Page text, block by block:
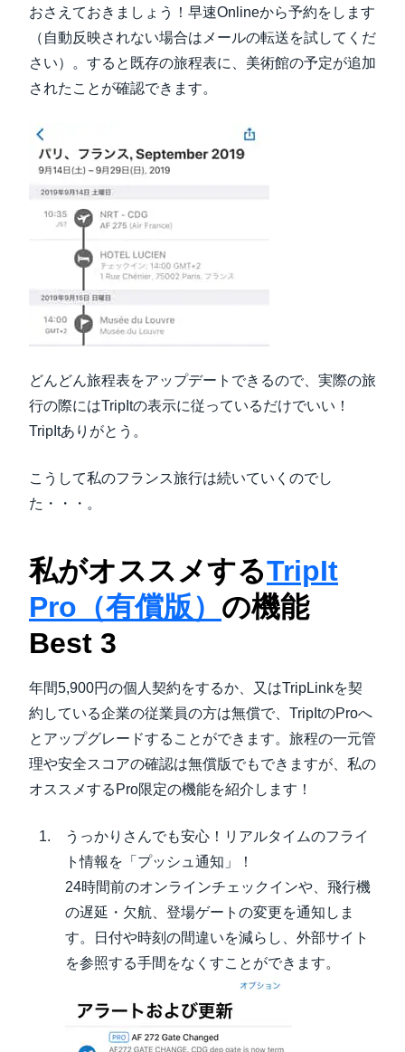
おさえておきましょう！早速Onlineから予約をします
（自動反映されない場合はメールの転送を試してくだ
さい）。すると既存の旅程表に、美術館の予定が追加
されたことが確認できます。
どんどん旅程表をアップデートできるので、実際の旅
行の際にはTripItの表示に従っているだけでいい！
TripItありがとう。
こうして私のフランス旅行は続いていくのでし
た・・・。
私がオススメするTripIt
Pro（有償版） の機能
Best 3
年間5,900円の個人契約をするか、又はTripLinkを契
約している企業の従業員の方は無償で、TripItのProへ
とアップグレードすることができます。旅程の一元管
理や安全スコアの確認は無償版でもできますが、私の
オススメするPro限定の機能を紹介します！
うっかりさんでも安心！リアルタイムのフライ
ト情報を「プッシュ通知」！
24時間前のオンラインチェックインや、飛行機
の遅延・欠航、登場ゲートの変更を通知しま
す。日付や時刻の間違いを減らし、外部サイト
を参照する手間をなくすことができます。